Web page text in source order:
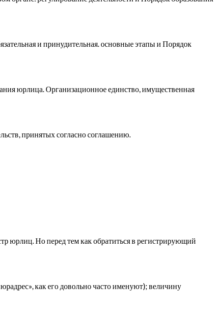
и принудительная. основные этапы и Порядок
юрлица. Организационное единство, имущественная
принятых согласно соглашению.
юрлиц. Но перед тем как обратиться в регистрирующий
как его довольно часто именуют); величину